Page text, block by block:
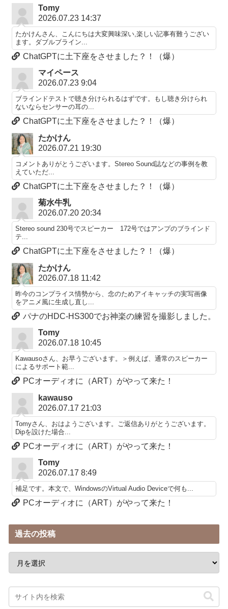
Tomy
2026.07.23 14:37
たかけんさん、こんにちは大変興味深い,楽しい記事有難うござい
ます。ダブルブライン...
ChatGPTに土下座をさせました？！（爆）
マイペース
2026.07.23 9:04
ブラインドテストで聴き分けられるはずです。もし聴き分けられ
ないならセンサーの耳の...
ChatGPTに土下座をさせました？！（爆）
たかけん
2026.07.21 19:30
コメントありがとうございます。Stereo Sound誌などの事例を教
えていただ...
ChatGPTに土下座をさせました？！（爆）
菊水牛乳
2026.07.20 20:34
Stereo sound 230号でスピーカー 172号ではアンプのブラインド
テ...
ChatGPTに土下座をさせました？！（爆）
たかけん
2026.07.18 11:42
昨今のコンプライス情勢から、念のためアイキャッチの実写画像
をアニメ風に生成し直し...
パナのHDC-HS300でお神楽の練習を撮影しました。
Tomy
2026.07.18 10:45
Kawausoさん、お早うございます。＞例えば、通常のスピーカー
によるサポート範...
PCオーディオに（ART）がやって来た！
kawauso
2026.07.17 21:03
Tomyさん、おはようございます。ご返信ありがとうございます。
Dipを設けた場合...
PCオーディオに（ART）がやって来た！
Tomy
2026.07.17 8:49
補足です。本文で、WindowsのVirtual Audio Deviceで何も...
PCオーディオに（ART）がやって来た！
過去の投稿